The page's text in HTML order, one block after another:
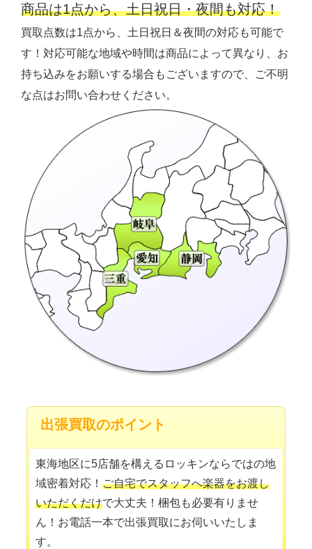
商品は1点から、土日祝日・夜間も対応！
買取点数は1点から、土日祝日＆夜間の対応も可能で
す！対応可能な地域や時間は商品によって異なり、お
持ち込みをお願いする場合もございますので、ご不明
な点はお問い合わせください。
出張買取のポイント
東海地区に5店舗を構えるロッキンならではの地
域密着対応！ ご自宅でスタッフへ楽器をお渡し
いただくだけで大丈夫！梱包も必要有りませ
ん！お電話一本で出張買取にお伺いいたしま
す。